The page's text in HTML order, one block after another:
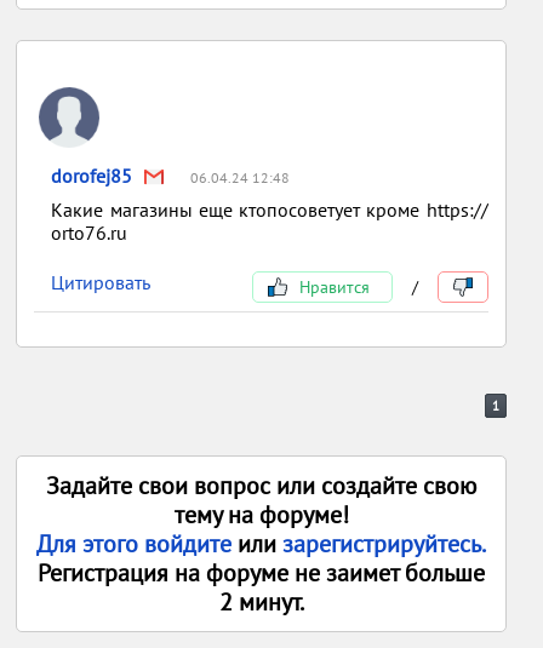
dorofej85 06.04.24 12:48
Какие магазины еще ктопосоветует кроме https://
orto76.ru
Цитировать Нравится /
1
Задайте свои вопрос или создайте свою
тему на форуме!
Для этого войдите илизарегистрируйтесь.
Регистрация на форуме не заимет больше
2 минут.